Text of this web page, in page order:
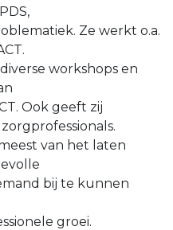
Ze werkt o.a.
workshops en
Ook geeft zij
van het laten
bij te kunnen
groei.